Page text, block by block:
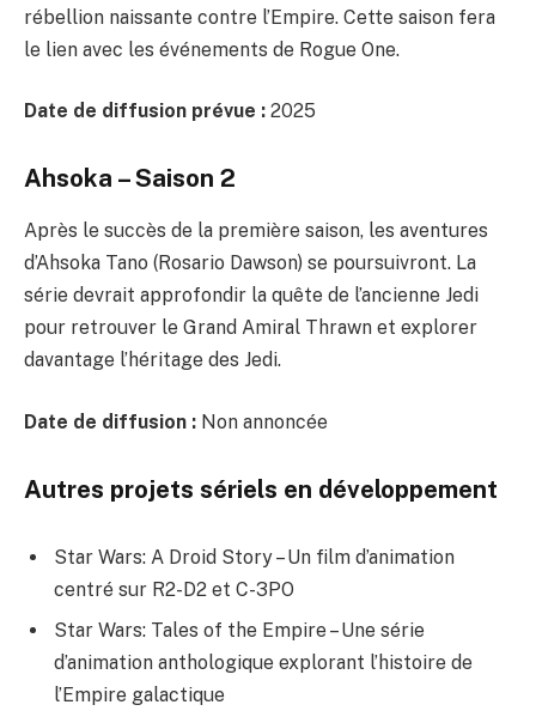
rébellion naissante contre l’Empire. Cette saison fera
le lien avec les événements de Rogue One.
Date de diffusion prévue : 2025
Ahsoka – Saison 2
Après le succès de la première saison, les aventures
d’Ahsoka Tano (Rosario Dawson) se poursuivront. La
série devrait approfondir la quête de l’ancienne Jedi
pour retrouver le Grand Amiral Thrawn et explorer
davantage l’héritage des Jedi.
Date de diffusion : Non annoncée
Autres projets sériels en développement
Star Wars: A Droid Story – Un film d’animation
centré sur R2-D2 et C-3PO
Star Wars: Tales of the Empire – Une série
d’animation anthologique explorant l’histoire de
l’Empire galactique